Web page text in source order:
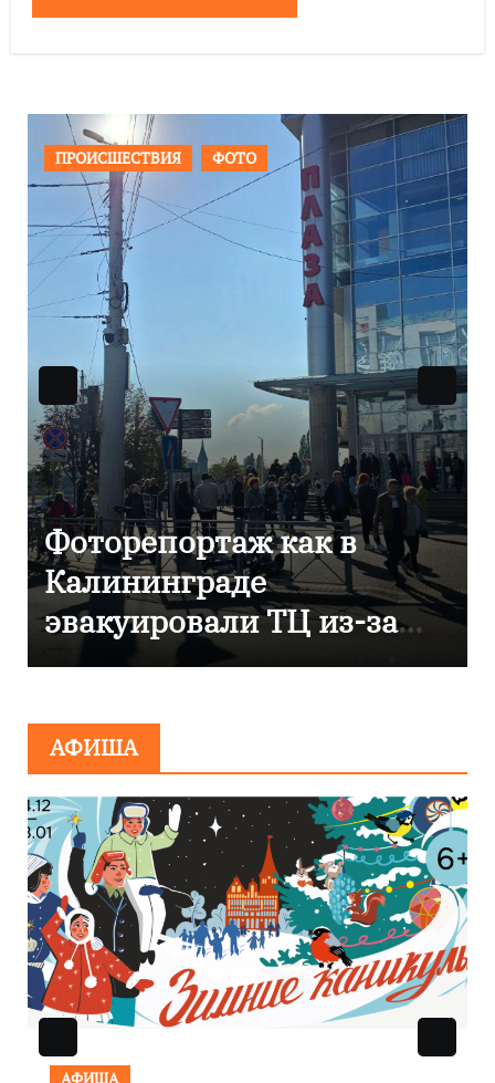
ОБЩЕСТВО ФОТО
В Калининграде
отметили 80-летие
компании «Россети
Янтарь»
АФИША
АФИША